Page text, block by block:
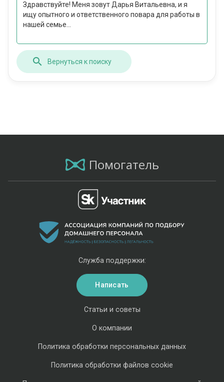
Здравствуйте! Меня зовут Дарья Витальевна, и я
ищу опытного и ответственного повара для работы в
нашей семье...
Вернуться к поиску
Помогатель
Статьи и советы
О компании
Политика обработки персональных данных
Политика обработки файлов cookie
Служба поддержки:
Написать